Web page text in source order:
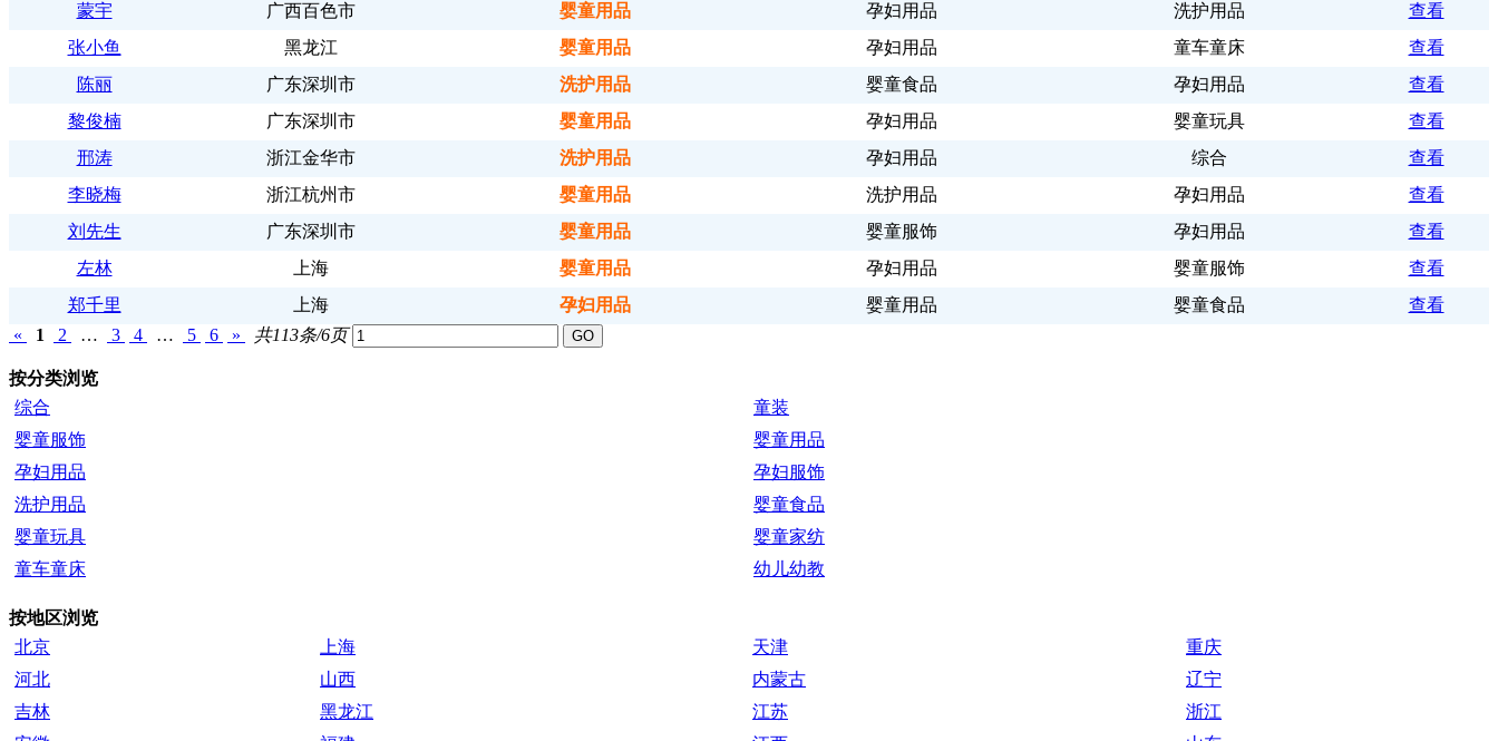
蒙宇
广西百色市 婴童用品 孕妇用品 洗护用品
查看
张小鱼
黑龙江 婴童用品 孕妇用品 童车童床
查看
陈丽
广东深圳市 洗护用品 婴童食品 孕妇用品
查看
黎俊楠
广东深圳市 婴童用品 孕妇用品 婴童玩具
查看
邢涛
浙江金华市 洗护用品 孕妇用品 综合
查看
李晓梅
浙江杭州市 婴童用品 洗护用品 孕妇用品
查看
刘先生
广东深圳市 婴童用品 婴童服饰 孕妇用品
查看
左林
上海 婴童用品 孕妇用品 婴童服饰
查看
郑千里
上海 孕妇用品 婴童用品 婴童食品
查看
«
1 2 … 3 4 … 5 6 » 共113条/6页
按分类浏览
综合
童装
婴童服饰
婴童用品
孕妇用品
孕妇服饰
洗护用品
婴童食品
婴童玩具
婴童家纺
童车童床
幼儿幼教
按地区浏览
北京
上海 天津
重庆
河北
山西 内蒙古
辽宁
吉林
黑龙江 江苏
浙江